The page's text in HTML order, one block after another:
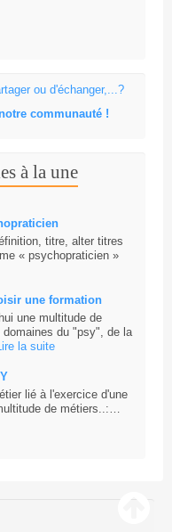
ou d'échanger,...?
communauté !
à la une
titre, alter titres
« psychopraticien »
une formation
une multitude de
du "psy", de la
la suite
lié à l'exercice d'une
de métiers..:…